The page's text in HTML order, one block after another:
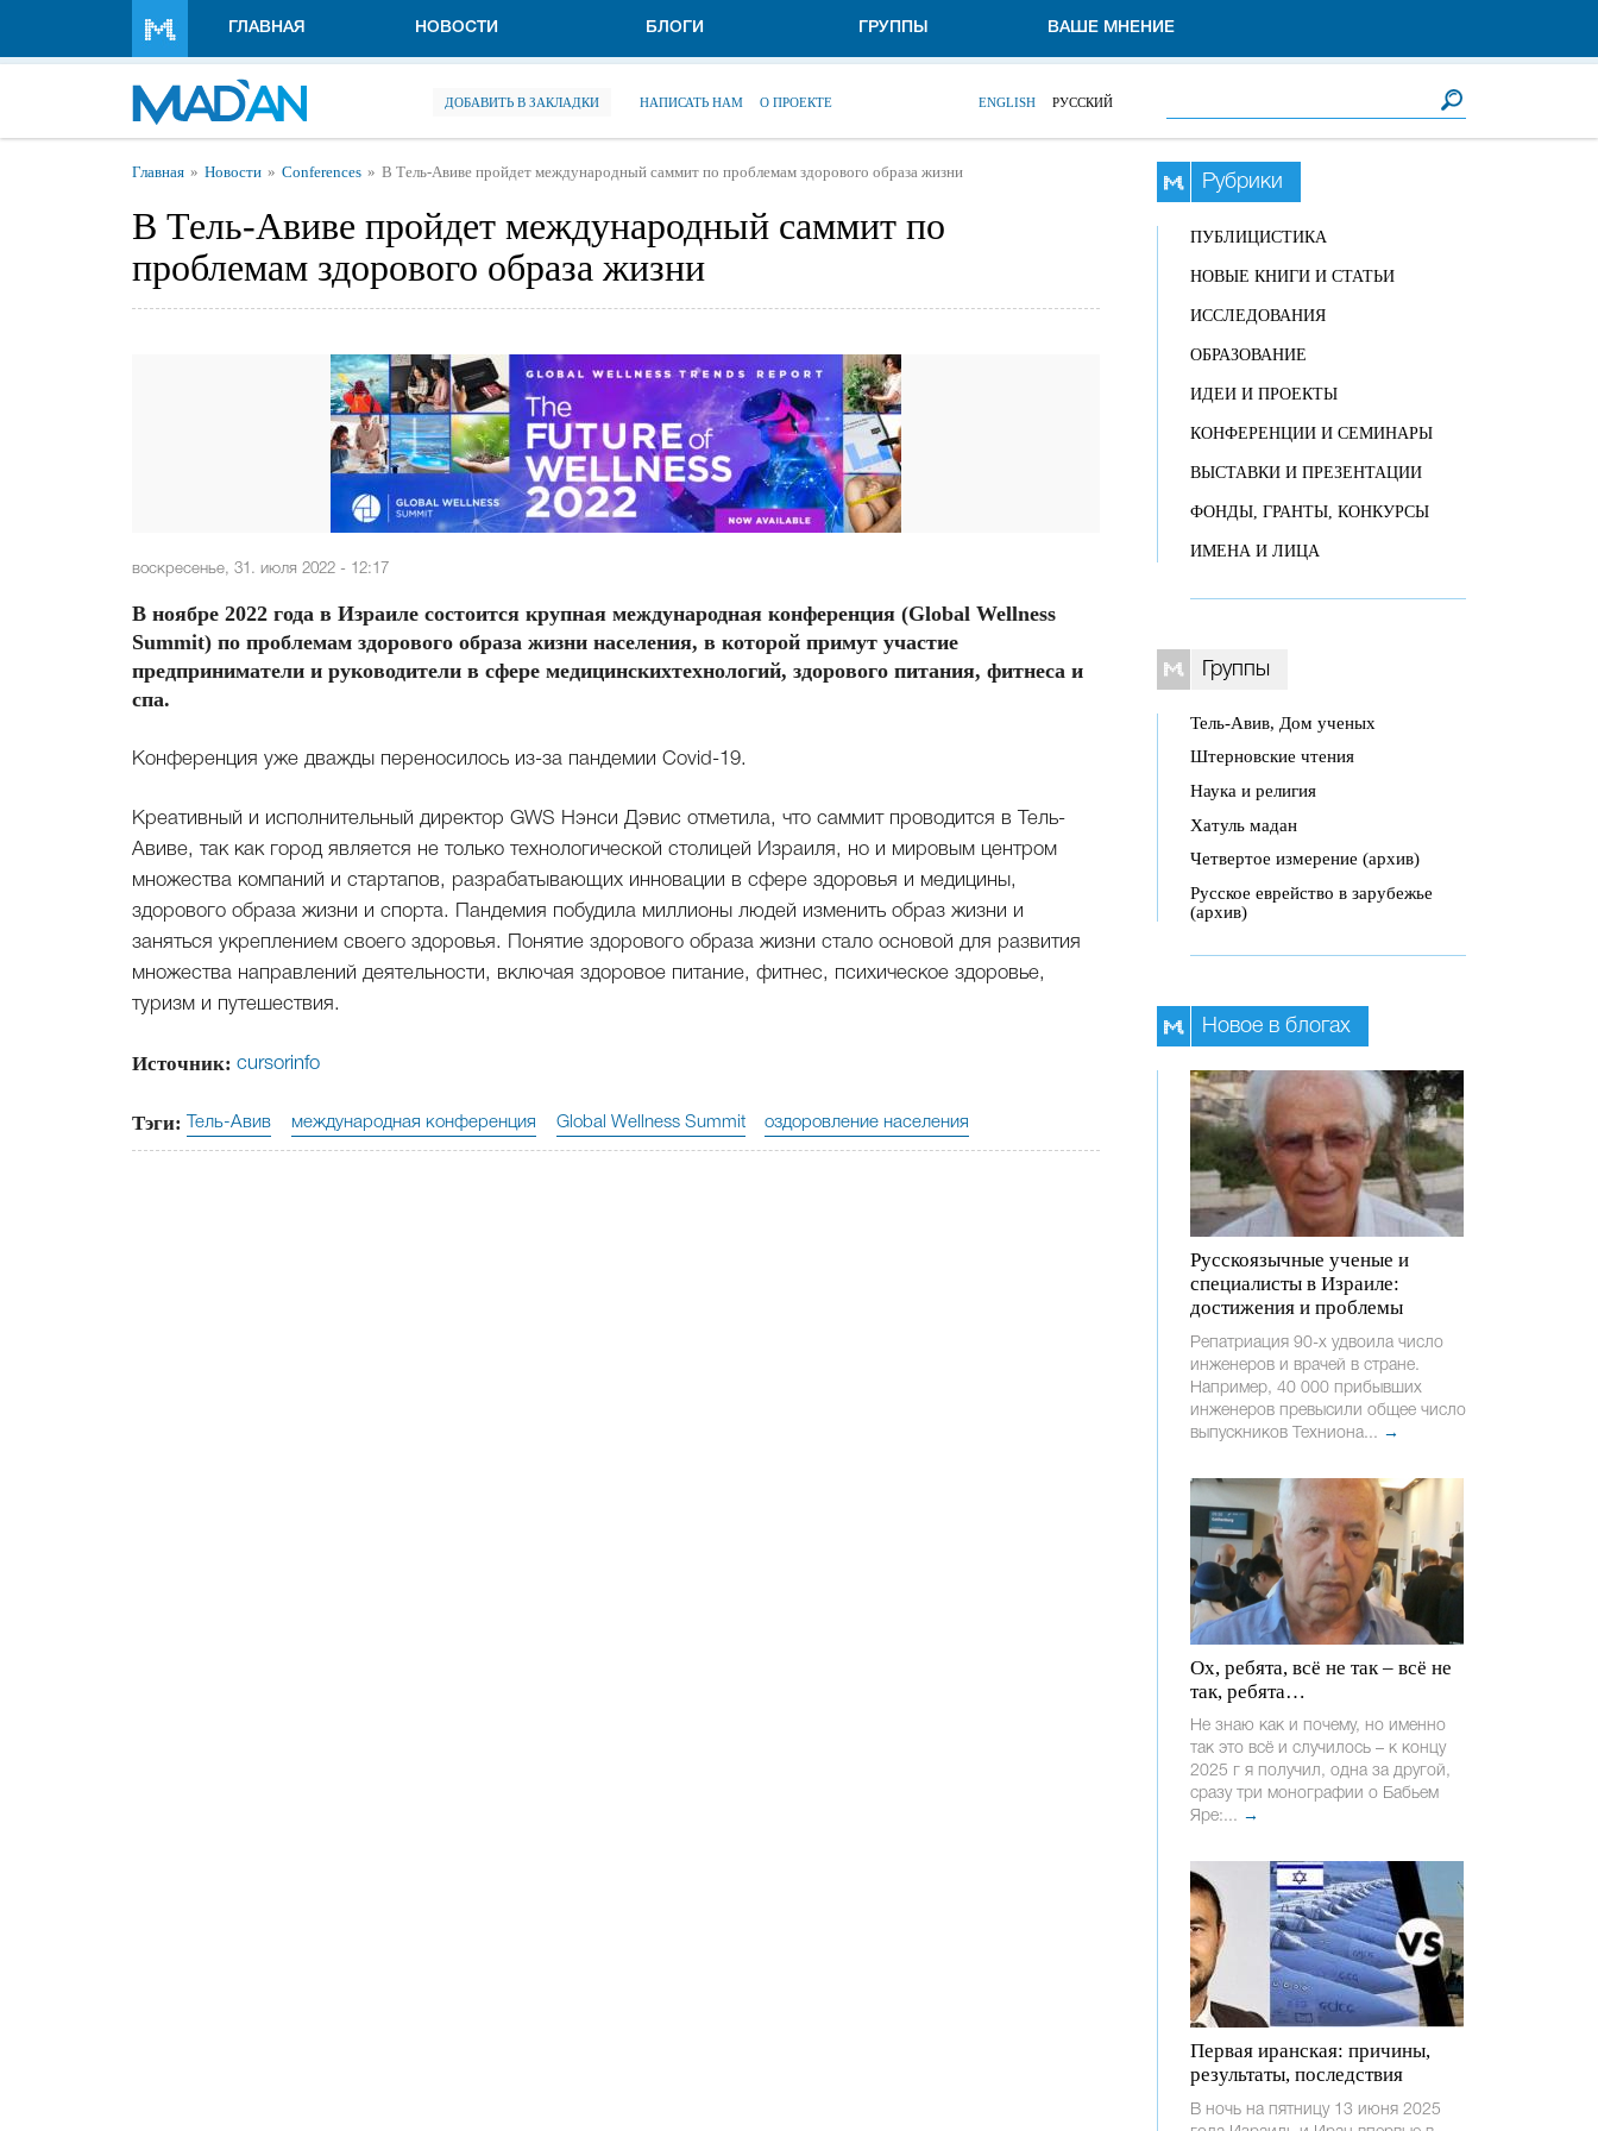
ГЛАВНАЯ НОВОСТИ БЛОГИ ГРУППЫ ВАШЕ МНЕНИЕ
ДОБАВИТЬ В ЗАКЛАДКИ НАПИСАТЬ НАМ О ПРОЕКТЕ ENGLISH РУССКИЙ
Вы здесь
Главная Новости Conferences В Тель-Авиве пройдет международный саммит по проблемам здорового образа жизни
В Тель-Авиве пройдет международный саммит по
проблемам здорового образа жизни
воскресенье, 31. июля 2022 - 12:17
В ноябре 2022 года в Израиле состоится крупная международная конференция (Global Wellness
Summit) по проблемам здорового образа жизни населения, в которой примут участие
предприниматели и руководители в сфере медицинскихтехнологий, здорового питания, фитнеса и
спа.
Конференция уже дважды переносилось из-за пандемии Covid-19.
Креативный и исполнительный директор GWS Нэнси Дэвис отметила, что саммит проводится в Тель-
Авиве, так как город является не только технологической столицей Израиля, но и мировым центром
множества компаний и стартапов, разрабатывающих инновации в сфере здоровья и медицины,
здорового образа жизни и спорта. Пандемия побудила миллионы людей изменить образ жизни и
заняться укреплением своего здоровья. Понятие здорового образа жизни стало основой для развития
множества направлений деятельности, включая здоровое питание, фитнес, психическое здоровье,
туризм и путешествия.
Источник: cursorinfo
Тэги: Тель-Авив международная конференция Global Wellness Summit оздоровление населения
Рубрики
ПУБЛИЦИСТИКА
НОВЫЕ КНИГИ И СТАТЬИ
ИССЛЕДОВАНИЯ
ОБРАЗОВАНИЕ
ИДЕИ И ПРОЕКТЫ
КОНФЕРЕНЦИИ И СЕМИНАРЫ
ВЫСТАВКИ И ПРЕЗЕНТАЦИИ
ФОНДЫ, ГРАНТЫ, КОНКУРСЫ
ИМЕНА И ЛИЦА
Группы
Тель-Авив, Дом ученых
Штерновские чтения
Наука и религия
Хатуль мадан
Четвертое измерение (архив)
Русское еврейство в зарубежье
(архив)
Новое в блогах
Русскоязычные ученые и
специалисты в Израиле:
достижения и проблемы
Репатриация 90-х удвоила число
инженеров и врачей в стране.
Например, 40 000 прибывших
инженеров превысили общее число
выпускников Техниона... →
Ох, ребята, всё не так – всё не
так, ребята…
Не знаю как и почему, но именно
так это всё и случилось – к концу
2025 г я получил, одна за другой,
сразу три монографии о Бабьем
Яре:... →
Первая иранская: причины,
результаты, последствия
В ночь на пятницу 13 июня 2025